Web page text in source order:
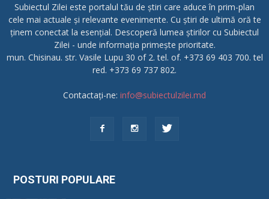
Subiectul Zilei este portalul tău de știri care aduce în prim-plan
cele mai actuale și relevante evenimente. Cu știri de ultimă oră te
ținem conectat la esențial. Descoperă lumea știrilor cu Subiectul
Zilei - unde informația primește prioritate.
mun. Chisinau. str. Vasile Lupu 30 of 2. tel. of. +373 69 403 700. tel
red. +373 69 737 802.
Contactați-ne: info@subiectulzilei.md
POSTURI POPULARE